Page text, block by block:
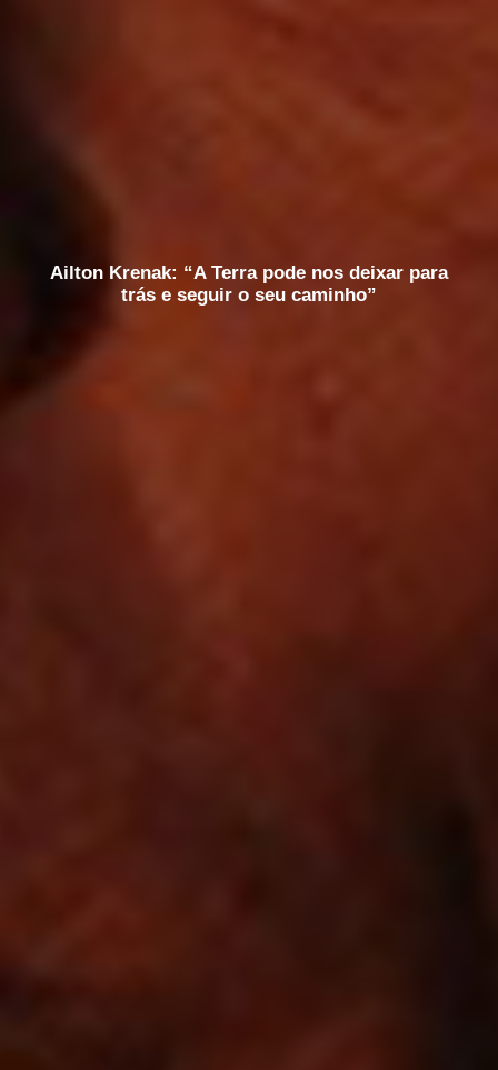
Ailton Krenak: “A Terra pode nos deixar para
trás e seguir o seu caminho”